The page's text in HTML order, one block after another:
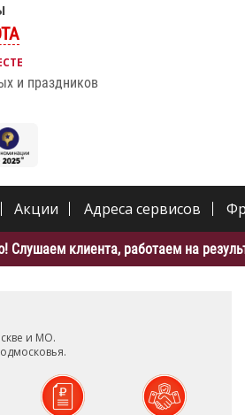
и праздников
Акции Адреса сервисов
Слушаем клиента, работаем на
и МО.